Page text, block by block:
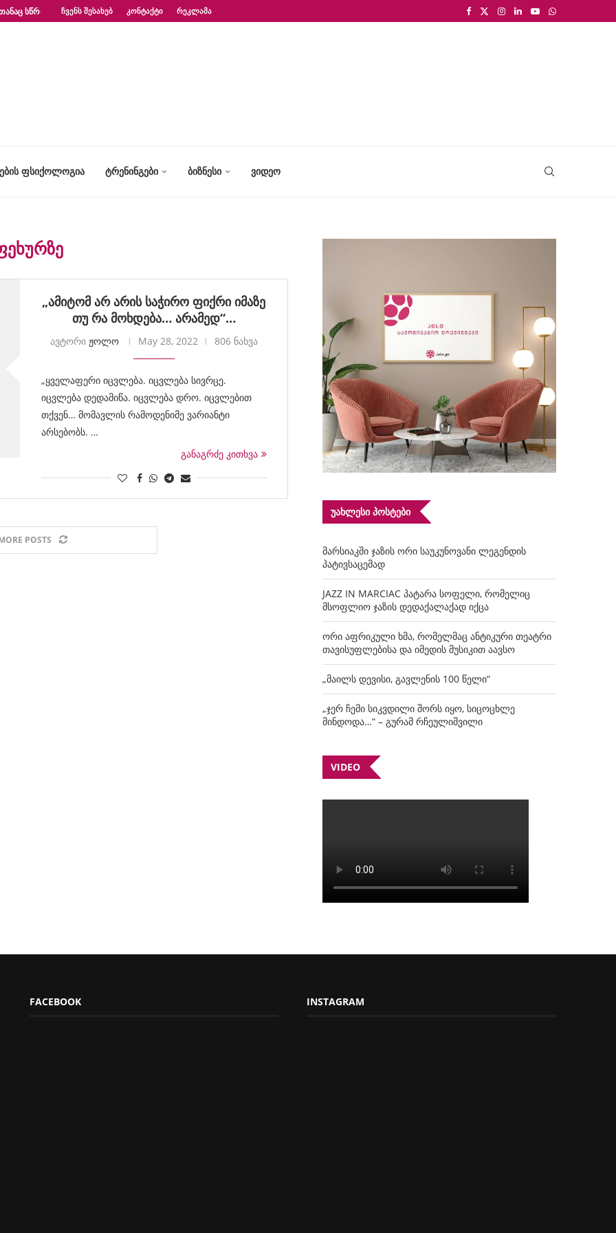
ᲡᲬᲠᲐᲤᲐᲓ?“ – ᲤᲡᲘᲥᲝᲚᲝᲒᲘᲡ...
ᲩᲕᲔᲜᲡ ᲨᲔᲡᲐᲮᲔᲑ ᲙᲝᲜᲢᲐᲥᲢᲘ ᲠᲔᲙᲚᲐᲛᲐ
ᲤᲡᲘᲥᲝᲚᲝᲒᲘᲐ ᲢᲠᲔᲜᲘᲜᲒᲔᲑᲘ ᲑᲘᲖᲜᲔᲡᲘ ᲕᲘᲓᲔᲝ
„ამიტომ არ არის საჭირო ფიქრი იმაზე
თუ რა მოხდება… არამედ“…
ავტორი ჟოლო May 28, 2022 806 ნახვა
„ყველაფერი იცვლება. იცვლება სივრცე.
იცვლება დედამიწა. იცვლება დრო. იცვლებით
თქვენ… მომავლის რამოდენიმე ვარიანტი
არსებობს. …
განაგრძე კითხვა
POSTS
ᲣᲐᲮᲚᲔᲡᲘ ᲞᲝᲡᲢᲔᲑᲘ
მარსიაკში ჯაზის ორი საუკუნოვანი ლეგენდის
პატივსაცემად
JAZZ IN MARCIAC პატარა სოფელი, რომელიც
მსოფლიო ჯაზის დედაქალაქად იქცა
ორი აფრიკული ხმა, რომელმაც ანტიკური თეატრი
თავისუფლებისა და იმედის მუსიკით აავსო
„მაილს დევისი, გავლენის 100 წელი“
„ჯერ ჩემი სიკვდილი შორს იყო, სიცოცხლე
მინდოდა…“ – გურამ რჩეულიშვილი
VIDEO
FACEBOOK INSTAGRAM